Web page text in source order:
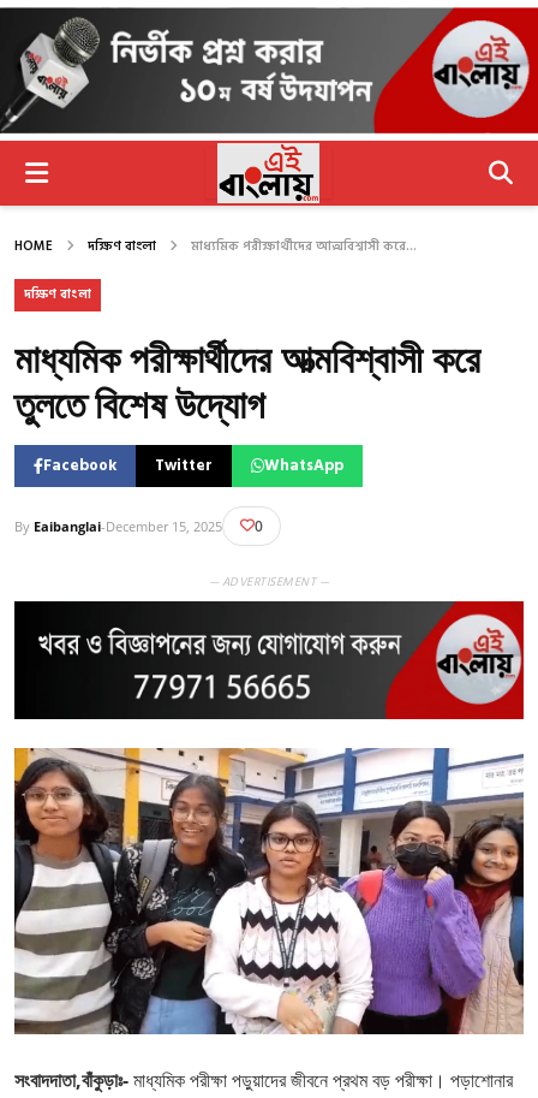
HOME দক্ষিণ বাংলা মাধ্যমিক পরীক্ষার্থীদের আত্মবিশ্বাসী করে...
দক্ষিণ বাংলা
মাধ্যমিক পরীক্ষার্থীদের আত্মবিশ্বাসী করে
তুলতে বিশেষ উদ্যোগ
Facebook Twitter WhatsApp
By Eaibanglai-December 15, 2025 0
— ADVERTISEMENT —
সংবাদদাতা,বাঁকুড়াঃ-মাধ্যমিক পরীক্ষা পড়ুয়াদের জীবনে প্রথম বড় পরীক্ষা। পড়াশোনার